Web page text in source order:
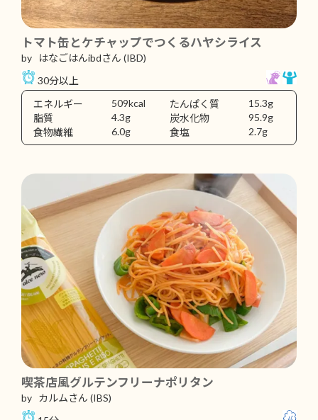
トマト缶とケチャップでつくるハヤシライス
by はなごはんibdさん (IBD)
30分以上
エネルギー
509kcal たんぱく質
15.3g
脂質
4.3g 炭水化物
95.9g
食物繊維
6.0g 食塩 2.7g
喫茶店風グルテンフリーナポリタン
by カルムさん (IBS)